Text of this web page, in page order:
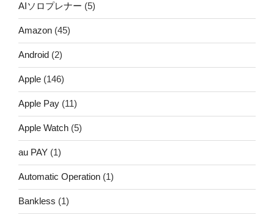
AIソロプレナー (5)
Amazon (45)
Android (2)
Apple (146)
Apple Pay (11)
Apple Watch (5)
au PAY (1)
Automatic Operation (1)
Bankless (1)